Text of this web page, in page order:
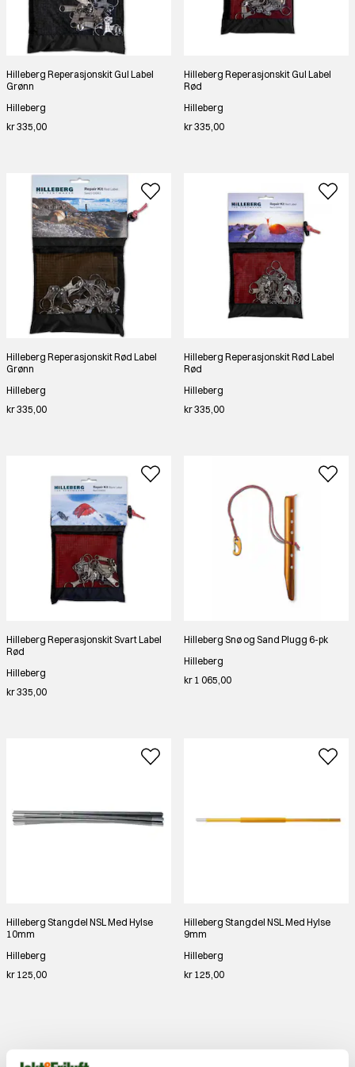
Hilleberg Reperasjonskit Gul Label
Grønn
Hilleberg
kr 335,00
Hilleberg Reperasjonskit Gul Label
Rød
Hilleberg
kr 335,00
Hilleberg Reperasjonskit Rød Label
Grønn
Hilleberg
kr 335,00
Hilleberg Reperasjonskit Rød Label
Rød
Hilleberg
kr 335,00
Hilleberg Reperasjonskit Svart Label
Rød
Hilleberg
kr 335,00
Hilleberg Snø og Sand Plugg 6-pk
Hilleberg
kr 1 065,00
Hilleberg Stangdel NSL Med Hylse
10mm
Hilleberg
kr 125,00
Hilleberg Stangdel NSL Med Hylse
9mm
Hilleberg
kr 125,00